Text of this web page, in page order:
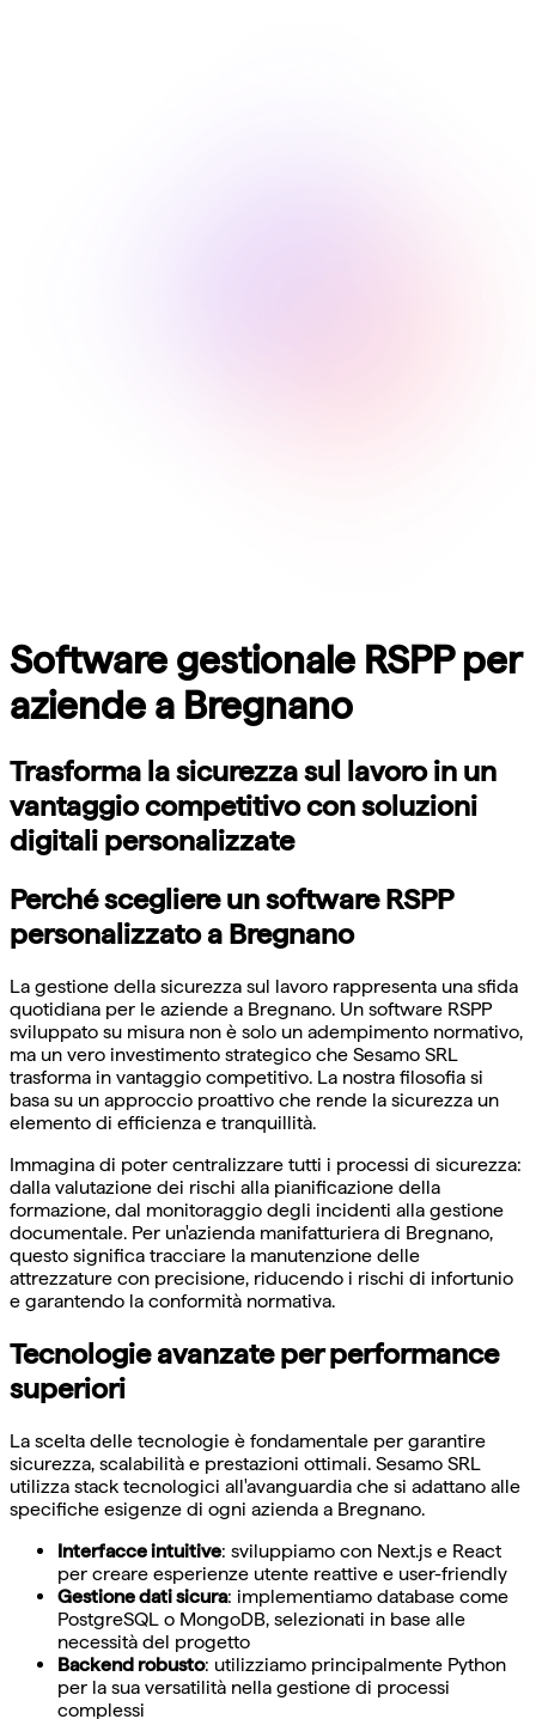
Software gestionale RSPP per
aziende a Bregnano
Trasforma la sicurezza sul lavoro in un
vantaggio competitivo con soluzioni
digitali personalizzate
Perché scegliere un software RSPP
personalizzato a Bregnano
La gestione della sicurezza sul lavoro rappresenta una sfida
quotidiana per le aziende a Bregnano. Un software RSPP
sviluppato su misura non è solo un adempimento normativo,
ma un vero investimento strategico che Sesamo SRL
trasforma in vantaggio competitivo. La nostra filosofia si
basa su un approccio proattivo che rende la sicurezza un
elemento di efficienza e tranquillità.
Immagina di poter centralizzare tutti i processi di sicurezza:
dalla valutazione dei rischi alla pianificazione della
formazione, dal monitoraggio degli incidenti alla gestione
documentale. Per un'azienda manifatturiera di Bregnano,
questo significa tracciare la manutenzione delle
attrezzature con precisione, riducendo i rischi di infortunio
e garantendo la conformità normativa.
Tecnologie avanzate per performance
superiori
La scelta delle tecnologie è fondamentale per garantire
sicurezza, scalabilità e prestazioni ottimali. Sesamo SRL
utilizza stack tecnologici all'avanguardia che si adattano alle
specifiche esigenze di ogni azienda a Bregnano.
Interfacce intuitive: sviluppiamo con Next.js e React
per creare esperienze utente reattive e user-friendly
Gestione dati sicura: implementiamo database come
PostgreSQL o MongoDB, selezionati in base alle
necessità del progetto
Backend robusto: utilizziamo principalmente Python
per la sua versatilità nella gestione di processi
complessi